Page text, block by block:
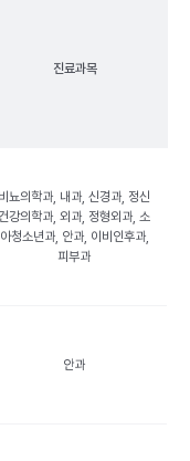
진료과목
비뇨의학과, 내과, 신경과, 정신
강의학과, 외과, 정형외과, 소
아청소년과, 안과, 이비인후과,
피부과
안과